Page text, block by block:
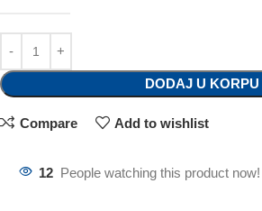
DODAJ U KORPU
Compare Add to wishlist
12 People watching this product now!